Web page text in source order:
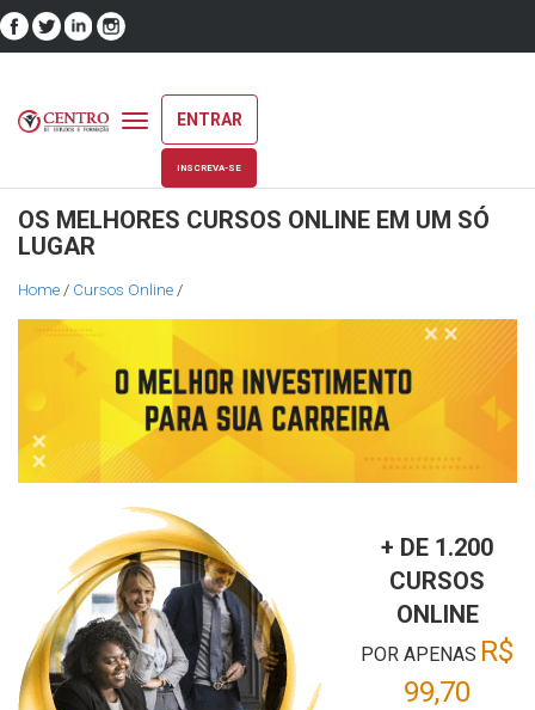
Toggle
navigation
ENTRAR
INSCREVA-SE
OS MELHORES CURSOS ONLINE EM UM SÓ
LUGAR
Home / Cursos Online /
+ DE 1.200
CURSOS
ONLINE
POR APENAS R$
99,70